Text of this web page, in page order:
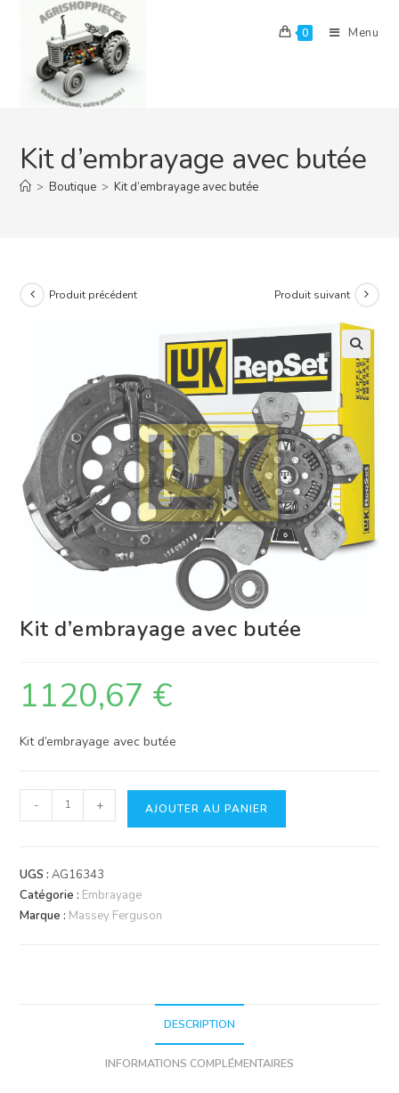
content
0 Menu
Kit d’embrayage avec butée
> Boutique > Kit d’embrayage avec butée
Produit précédent Produit suivant
Kit d’embrayage avec butée
1120,67 €
Kit d’embrayage avec butée
quantité
de
d'embrayage
avec
butée
- + AJOUTER AU PANIER
UGS :AG16343
Catégorie : Embrayage
Marque : Massey Ferguson
DESCRIPTION
INFORMATIONS COMPLÉMENTAIRES